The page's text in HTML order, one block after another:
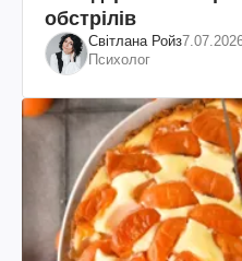
обстрілів
Світлана Ройз
Психолог